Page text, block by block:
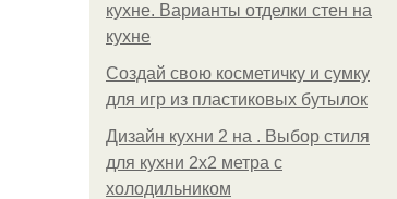
кухне. Варианты отделки стен на
кухне
Создай свою косметичку и сумку
для игр из пластиковых бутылок
Дизайн кухни 2 на . Выбор стиля
для кухни 2х2 метра с
холодильником